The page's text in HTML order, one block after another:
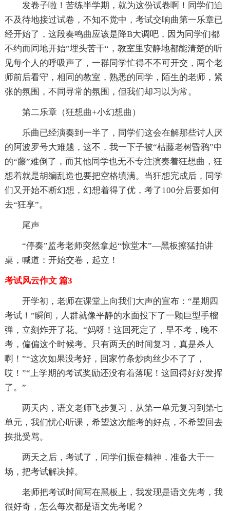
发卷子啦！苦练半学期，就为这份试卷啊！同学们迫
不及待地接过试卷，不知不觉中，考试交响曲第一乐章已
经开始了，这段奏鸣曲应该是降B大调吧，因为同学们都
不约而同地开始”埋头苦干“，教室里安静地都能清楚的听
见每个人的呼吸声了，一群同学忙得不不可开交，两个老
师前后看守，相同的教室，熟悉的同学，陌生的老师，紧
张的氛围，不同寻常的氛围，但我们却习以为常。
第二乐章（狂想曲+小幻想曲）
乐曲已经演奏到一半了，同学们这会在解那些讨人厌
的阿波罗号大难题，这不，我一下子被“枯藤老树昏鸦”中
的“藤”难倒了，而其他同学也无不专注演奏着狂想曲，狂
想着就是胡编乱造也要把空格填满。当狂想完成后，同学
们又开始不断幻想，幻想着得了优，考了100分后要如何
去“狂享”。
尾声
“停奏”监考老师突然拿起“惊堂木”—黑板擦猛拍讲
桌，喊道：开始交卷，起立！
考试风云作文 篇3
开学初，老师在课堂上向我们大声的宣布：“星期四
考试！”瞬间，人群就像平静的水面投下了一颗巨型手榴
弹，立刻炸开了花。“妈呀！这回死定了，早不考，晚不
考，偏偏这个时候考。只有两天的时间复习，真是杀人
啊！”“这次如果没考好，回家竹条炒肉丝少不了了，
哎！”“上学期的考试奖励还没有着落呢！这回得好好发挥
了。”
两天内，语文老师飞步复习，从第一单元复习到第七
单元，我们忧心听课，希望这次能考的好点，不希望回去
挨批受骂。
两天之后，考试了，同学们振奋精神，准备大干一
场，把考试解决掉。
老师把考试时间写在黑板上，我发现是语文先考，我
很好奇，怎么每次都是语文先考呢？